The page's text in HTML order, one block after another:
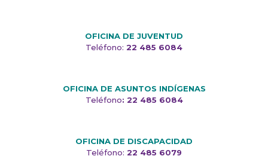
OFICINA DE JUVENTUD
Teléfono: 22 485 6084
OFICINA DE ASUNTOS INDÍGENAS
Teléfono: 22 485 6084
OFICINA DE DISCAPACIDAD
Teléfono: 22 485 6079